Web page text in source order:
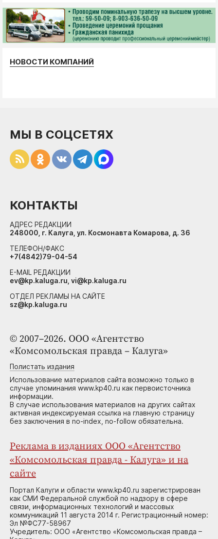
НОВОСТИ КОМПАНИЙ
© 2007–2026. ООО «Агентство
«Комсомольская правда – Калуга»
Полистать издания
Использование материалов сайта возможно только в
случае упоминания www.kp40.ru как первоисточника
информации.
В случае использования материалов на других сайтах
активная индексируемая ссылка на главную страницу
без заключения в no-index, no-follow обязательна.
Реклама в изданиях ООО «Агентство
«Комсомольская правда - Калуга» и на
сайте
Портал Калуги и области www.kp40.ru зарегистрирован
как СМИ Федеральной службой по надзору в сфере
связи, информационных технологий и массовых
коммуникаций 11 августа 2014 г. Регистрационный номер:
Эл №ФС77-58967
Учредитель: ООО «Агентство «Комсомольская правда –
МЫ В СОЦСЕТЯХ
КОНТАКТЫ
АДРЕС РЕДАКЦИИ
248000, г. Калуга, ул. Космонавта Комарова, д. 36
ТЕЛЕФОН/ФАКС
+7(4842)79-04-54
E-MAIL РЕДАКЦИИ
ev@kp.kaluga.ru, vi@kp.kaluga.ru
ОТДЕЛ РЕКЛАМЫ НА САЙТЕ
sz@kp.kaluga.ru